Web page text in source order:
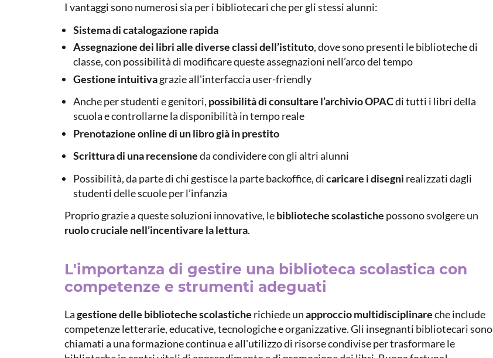
I vantaggi sono numerosi sia per i bibliotecari che per gli stessi alunni:
Sistema di catalogazione rapida
Assegnazione dei libri alle diverse classi dell’istituto, dove sono presenti le biblioteche di
classe, con possibilità di modificare queste assegnazioni nell’arco del tempo
Gestione intuitivagrazie all'interfaccia user-friendly
Anche per studenti e genitori, possibilità di consultare l’archivio OPACdi tutti i libri della
scuola e controllarne la disponibilità in tempo reale
Prenotazione online di un libro già in prestito
Scrittura di una recensioneda condividere con gli altri alunni
Possibilità, da parte di chi gestisce la parte backoffice, dicaricare i disegni realizzati dagli
studenti delle scuole per l’infanzia
Proprio grazie a queste soluzioni innovative, lebiblioteche scolastiche possono svolgere un
ruolo cruciale nell’incentivare la lettura.
L'importanza di gestire una biblioteca scolastica con
competenze e strumenti adeguati
Lagestione delle biblioteche scolastiche richiede unapproccio multidisciplinareche include
competenze letterarie, educative, tecnologiche e organizzative. Gli insegnanti bibliotecari sono
chiamati a una formazione continua e all'utilizzo di risorse condivise per trasformare le